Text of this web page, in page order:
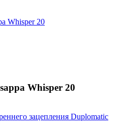
Whisper 20